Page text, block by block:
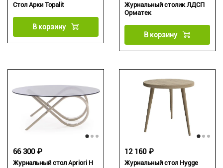
Стол Арки Topalit
В корзину
Журнальный столик ЛДСП
Орматек
В корзину
Журнальный стол Apriori H
66 300 ₽
Журнальный стол Hygge
12 160 ₽